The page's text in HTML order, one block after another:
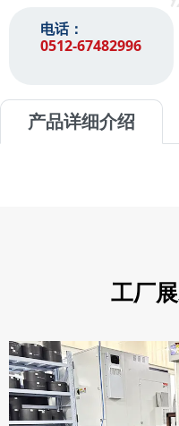
电话：
0512-67482996‬
产品详细介绍
工厂